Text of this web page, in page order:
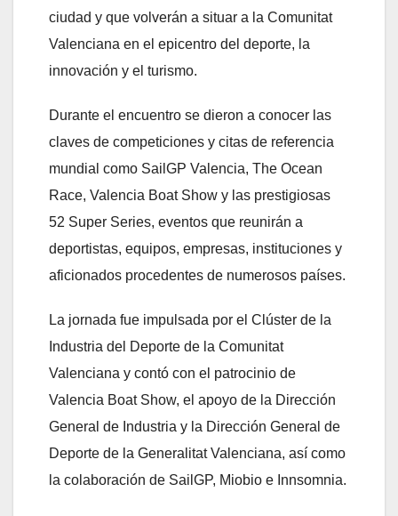
ciudad y que volverán a situar a la Comunitat
Valenciana en el epicentro del deporte, la
innovación y el turismo.
Durante el encuentro se dieron a conocer las
claves de competiciones y citas de referencia
mundial como SailGP Valencia, The Ocean
Race, Valencia Boat Show y las prestigiosas
52 Super Series, eventos que reunirán a
deportistas, equipos, empresas, instituciones y
aficionados procedentes de numerosos países.
La jornada fue impulsada por el Clúster de la
Industria del Deporte de la Comunitat
Valenciana y contó con el patrocinio de
Valencia Boat Show, el apoyo de la Dirección
General de Industria y la Dirección General de
Deporte de la Generalitat Valenciana, así como
la colaboración de SailGP, Miobio e Innsomnia.